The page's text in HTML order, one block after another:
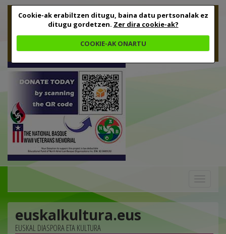
Cookie-ak erabiltzen ditugu, baina datu pertsonalak ez
ditugu gordetzen. Zer dira cookie-ak?
COOKIE-AK ONARTU
euskalkultura.eus
EUSKAL DIASPORA ETA KULTURA